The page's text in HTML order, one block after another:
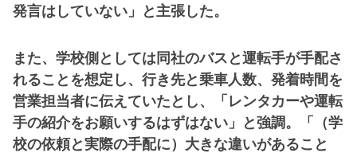
発言はしていない」と主張した。
また、学校側としては同社のバスと運転手が手配さ
れることを想定し、行き先と乗車人数、発着時間を
営業担当者に伝えていたとし、「レンタカーや運転
手の紹介をお願いするはずはない」と強調。「（学
校の依頼と実際の手配に）大きな違いがあること